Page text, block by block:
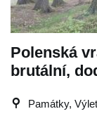
Polenská
brutální,
Památky,